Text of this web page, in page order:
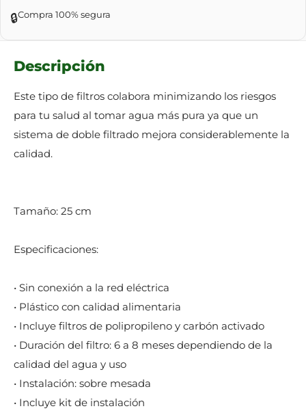
🔒Compra 100% segura
Descripción
Este tipo de filtros colabora minimizando los riesgos
para tu salud al tomar agua más pura ya que un
sistema de doble filtrado mejora considerablemente la
calidad.
Tamaño: 25 cm
Especificaciones:
• Sin conexión a la red eléctrica
• Plástico con calidad alimentaria
• Incluye filtros de polipropileno y carbón activado
• Duración del filtro: 6 a 8 meses dependiendo de la
calidad del agua y uso
• Instalación: sobre mesada
• Incluye kit de instalación